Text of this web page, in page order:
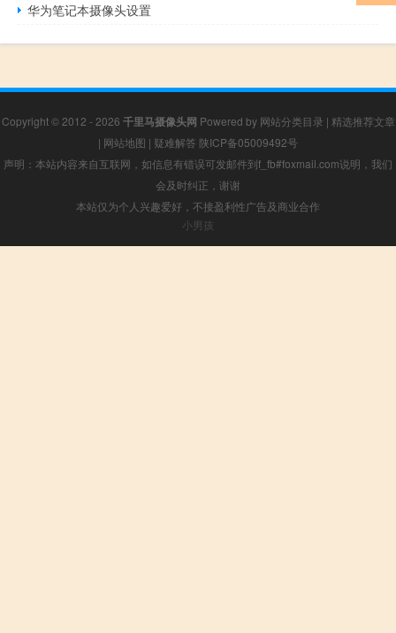
华为笔记本摄像头设置
Copyright © 2012 - 2026 千里马摄像头网 Powered by 网站分类目录 | 精选推荐文章
| 网站地图 | 疑难解答 陕ICP备05009492号
声明：本站内容来自互联网，如信息有错误可发邮件到f_fb#foxmail.com说明，我们
会及时纠正，谢谢
本站仅为个人兴趣爱好，不接盈利性广告及商业合作
小男孩